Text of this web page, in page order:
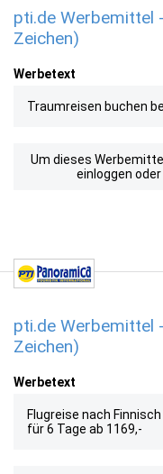
pti.de Werbemittel
Zeichen)
Werbetext
Traumreisen buchen
Um dieses
einloggen
pti.de Werbemittel
Zeichen)
Werbetext
Flugreise nach
für 6 Tage ab 1169,-